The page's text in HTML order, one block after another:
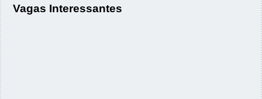
Vagas Interessantes